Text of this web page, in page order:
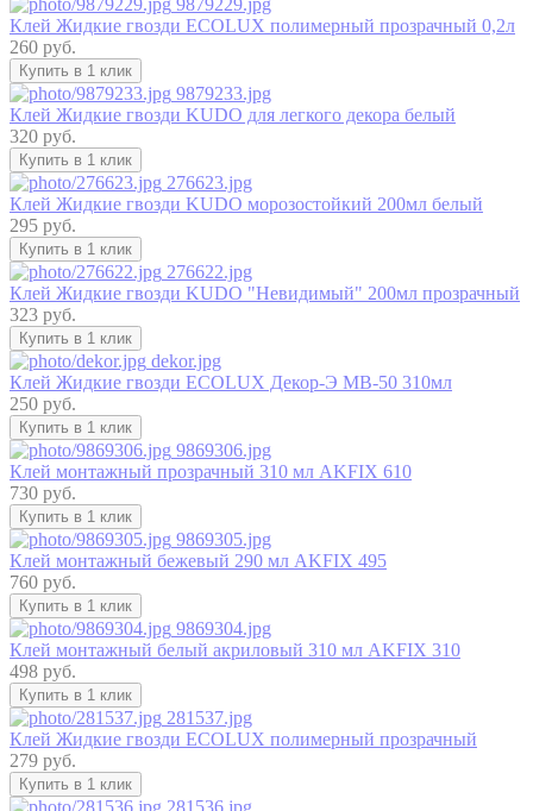
Клей Жидкие гвозди ECOLUX полимерный прозрачный 0,2л
260 руб.
Купить в 1 клик
9879233.jpg
Клей Жидкие гвозди KUDO для легкого декора белый
320 руб.
Купить в 1 клик
276623.jpg
Клей Жидкие гвозди KUDO морозостойкий 200мл белый
295 руб.
Купить в 1 клик
276622.jpg
Клей Жидкие гвозди KUDO "Невидимый" 200мл прозрачный
323 руб.
Купить в 1 клик
dekor.jpg
Клей Жидкие гвозди ECOLUX Декор-Э МВ-50 310мл
250 руб.
Купить в 1 клик
9869306.jpg
Клей монтажный прозрачный 310 мл AKFIX 610
730 руб.
Купить в 1 клик
9869305.jpg
Клей монтажный бежевый 290 мл AKFIX 495
760 руб.
Купить в 1 клик
9869304.jpg
Клей монтажный белый акриловый 310 мл AKFIX 310
498 руб.
Купить в 1 клик
281537.jpg
Клей Жидкие гвозди ECOLUX полимерный прозрачный
279 руб.
Купить в 1 клик
281536.jpg